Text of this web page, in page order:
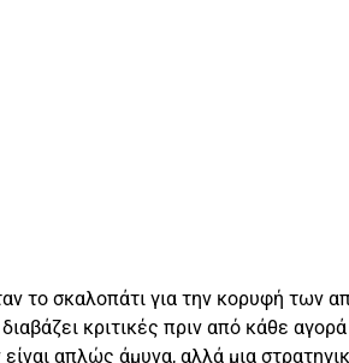
το σκαλοπάτι για την κορυφή των
κριτικές πριν από κάθε
απλώς άμυνα, αλλά μια